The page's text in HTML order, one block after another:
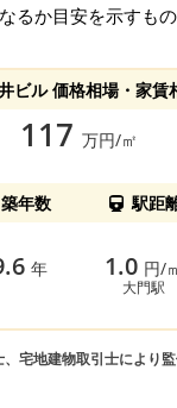
るか目安を示すもの
ビル 価格相場・家賃
117 万円/㎡
築年数 駅距
年 1.0 円/
大門駅
宅地建物取引士により